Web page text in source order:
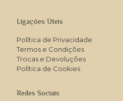
Ligações Úteis
Política de Privacidade
Termos e Condições
Trocas e Devoluções
Política de Cookies
Redes Sociais